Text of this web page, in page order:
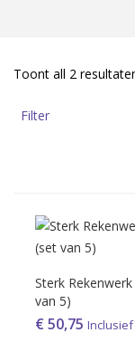
Voer uw
Onthoud mij
Prijs
On sale (386)
Product Tags
Toont all 2
Filter
Sterk
van 5)
€ 50,75